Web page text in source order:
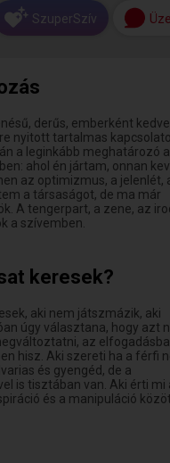
SzuperSzív
derűs, emberként
nyitott tartalmas
a leginkább meghatározó a
ahol én jártam, onnan
az optimizmus, a jelenlét,
a társaságot, de ma már
A tengerpart, a zene, az
a szívemben.
keresek?
aki nem játszmázik, aki
úgy választana, hogy azt
az
hisz. Aki szereti ha a férfi
és gyengéd, de a
is tisztában van. Aki érti mi
és a manipuláció